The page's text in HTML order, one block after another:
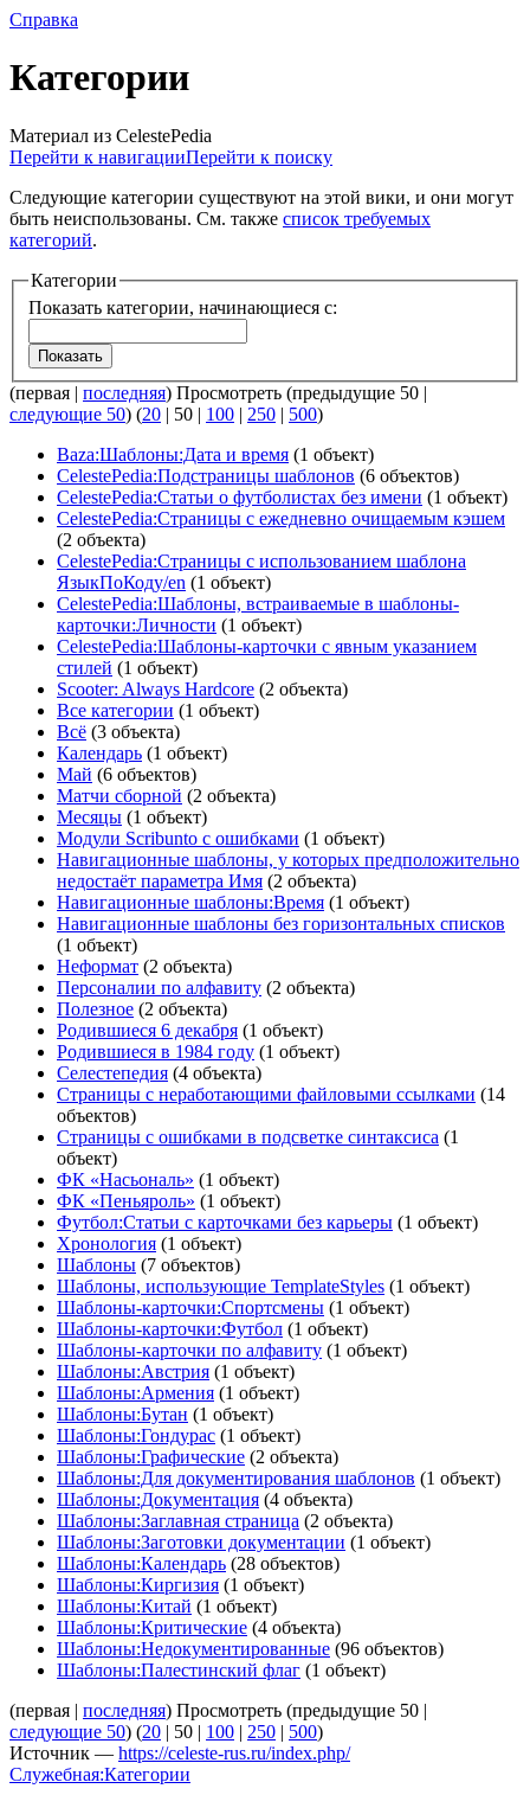
Справка
Категории
Материал из CelestePedia
Перейти к навигацииПерейти к поиску
Следующие категории существуют на этой вики, и они могут
быть неиспользованы. См. также список требуемых
категорий.
Категории
Показать категории, начинающиеся с:
Показать
(первая последняя) Просмотреть (предыдущие 50
следующие 50) (20 50 100 250 500)
Baza:Шаблоны:Дата и время (1 объект)
CelestePedia:Подстраницы шаблонов (6 объектов)
CelestePedia:Статьи о футболистах без имени (1 объект)
CelestePedia:Страницы с ежедневно очищаемым кэшем
(2 объекта)
CelestePedia:Страницы с использованием шаблона
ЯзыкПоКоду/en (1 объект)
CelestePedia:Шаблоны, встраиваемые в шаблоны-
карточки:Личности (1 объект)
CelestePedia:Шаблоны-карточки с явным указанием
стилей (1 объект)
Scooter: Always Hardcore (2 объекта)
Все категории (1 объект)
Всё (3 объекта)
Календарь (1 объект)
Май (6 объектов)
Матчи сборной (2 объекта)
Месяцы (1 объект)
Модули Scribunto с ошибками (1 объект)
Навигационные шаблоны, у которых предположительно
недостаёт параметра Имя (2 объекта)
Навигационные шаблоны:Время (1 объект)
Навигационные шаблоны без горизонтальных списков
(1 объект)
Неформат (2 объекта)
Персоналии по алфавиту (2 объекта)
Полезное (2 объекта)
Родившиеся 6 декабря (1 объект)
Родившиеся в 1984 году (1 объект)
Селестепедия (4 объекта)
Страницы с неработающими файловыми ссылками (14
объектов)
Страницы с ошибками в подсветке синтаксиса (1
объект)
ФК «Насьональ» (1 объект)
ФК «Пеньяроль» (1 объект)
Футбол:Статьи с карточками без карьеры (1 объект)
Хронология (1 объект)
Шаблоны (7 объектов)
Шаблоны, использующие TemplateStyles (1 объект)
Шаблоны-карточки:Спортсмены (1 объект)
Шаблоны-карточки:Футбол (1 объект)
Шаблоны-карточки по алфавиту (1 объект)
Шаблоны:Австрия (1 объект)
Шаблоны:Армения (1 объект)
Шаблоны:Бутан (1 объект)
Шаблоны:Гондурас (1 объект)
Шаблоны:Графические (2 объекта)
Шаблоны:Для документирования шаблонов (1 объект)
Шаблоны:Документация (4 объекта)
Шаблоны:Заглавная страница (2 объекта)
Шаблоны:Заготовки документации (1 объект)
Шаблоны:Календарь (28 объектов)
Шаблоны:Киргизия (1 объект)
Шаблоны:Китай (1 объект)
Шаблоны:Критические (4 объекта)
Шаблоны:Недокументированные (96 объектов)
Шаблоны:Палестинский флаг (1 объект)
(первая последняя) Просмотреть (предыдущие 50
следующие 50) (20 50 100 250 500)
Источник — https://celeste-rus.ru/index.php/
Служебная:Категории